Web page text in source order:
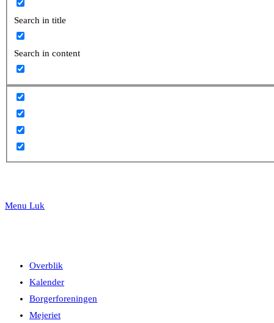
search
Search in title
Search in content
Menu Luk
Overblik
Kalender
Borgerforeningen
Mejeriet